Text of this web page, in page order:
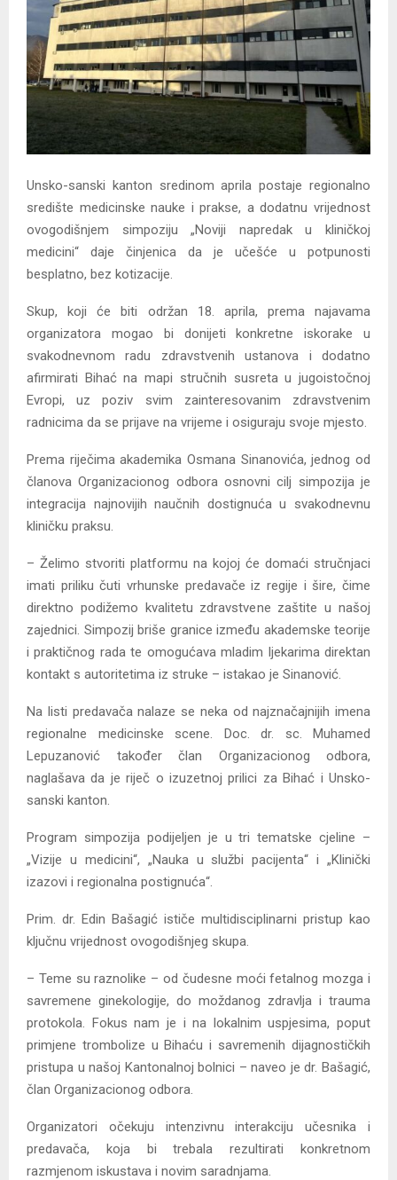
Unsko-sanski kanton sredinom aprila postaje regionalno
središte medicinske nauke i prakse, a dodatnu vrijednost
ovogodišnjem simpoziju „Noviji napredak u kliničkoj
medicini“ daje činjenica da je učešće u potpunosti
besplatno, bez kotizacije.
Skup, koji će biti održan 18. aprila, prema najavama
organizatora mogao bi donijeti konkretne iskorake u
svakodnevnom radu zdravstvenih ustanova i dodatno
afirmirati Bihać na mapi stručnih susreta u jugoistočnoj
Evropi, uz poziv svim zainteresovanim zdravstvenim
radnicima da se prijave na vrijeme i osiguraju svoje mjesto.
Prema riječima akademika Osmana Sinanovića, jednog od
članova Organizacionog odbora osnovni cilj simpozija je
integracija najnovijih naučnih dostignuća u svakodnevnu
kliničku praksu.
– Želimo stvoriti platformu na kojoj će domaći stručnjaci
imati priliku čuti vrhunske predavače iz regije i šire, čime
direktno podižemo kvalitetu zdravstvene zaštite u našoj
zajednici. Simpozij briše granice između akademske teorije
i praktičnog rada te omogućava mladim ljekarima direktan
kontakt s autoritetima iz struke – istakao je Sinanović.
Na listi predavača nalaze se neka od najznačajnijih imena
regionalne medicinske scene. Doc. dr. sc. Muhamed
Lepuzanović također član Organizacionog odbora,
naglašava da je riječ o izuzetnoj prilici za Bihać i Unsko-
sanski kanton.
Program simpozija podijeljen je u tri tematske cjeline –
„Vizije u medicini“, „Nauka u službi pacijenta“ i „Klinički
izazovi i regionalna postignuća“.
Prim. dr. Edin Bašagić ističe multidisciplinarni pristup kao
ključnu vrijednost ovogodišnjeg skupa.
– Teme su raznolike – od čudesne moći fetalnog mozga i
savremene ginekologije, do moždanog zdravlja i trauma
protokola. Fokus nam je i na lokalnim uspjesima, poput
primjene trombolize u Bihaću i savremenih dijagnostičkih
pristupa u našoj Kantonalnoj bolnici – naveo je dr. Bašagić,
član Organizacionog odbora.
Organizatori očekuju intenzivnu interakciju učesnika i
predavača, koja bi trebala rezultirati konkretnom
razmjenom iskustava i novim saradnjama.